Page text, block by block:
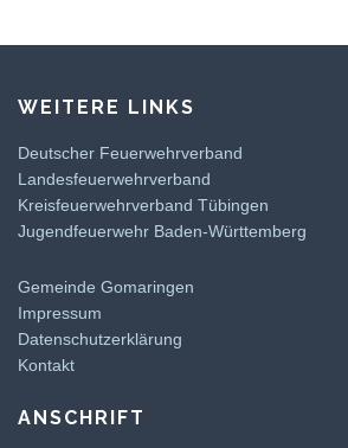
WEITERE LINKS
Deutscher Feuerwehrverband
Landesfeuerwehrverband
Kreisfeuerwehrverband Tübingen
Jugendfeuerwehr Baden-Württemberg
Gemeinde Gomaringen
Impressum
Datenschutzerklärung
Kontakt
ANSCHRIFT